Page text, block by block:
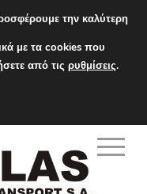
την καλύτερη
με τα cookies που
από τις ρυθμίσεις.